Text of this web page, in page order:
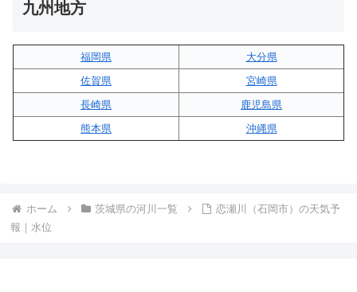
九州地方
福岡県
大分県
佐賀県
宮崎県
長崎県
鹿児島県
熊本県
沖縄県
ホーム 茨城県の河川一覧
恋瀬川（石岡市）の天気予
報｜水位